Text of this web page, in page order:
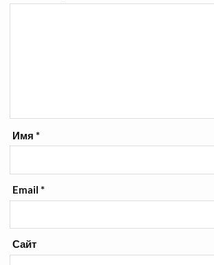
Имя*
Email*
Сайт